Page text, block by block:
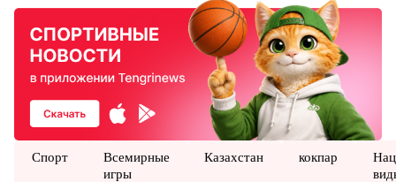
Спорт
Всемирные
игры
Казахстан кокпар